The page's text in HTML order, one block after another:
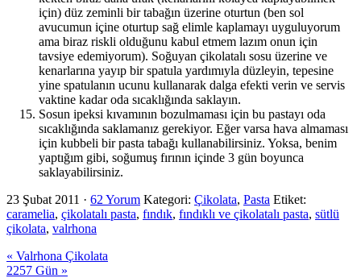
için) düz zeminli bir tabağın üzerine oturtun (ben sol
avucumun içine oturtup sağ elimle kaplamayı uyguluyorum
ama biraz riskli olduğunu kabul etmem lazım onun için
tavsiye edemiyorum). Soğuyan çikolatalı sosu üzerine ve
kenarlarına yayıp bir spatula yardımıyla düzleyin, tepesine
yine spatulanın ucunu kullanarak dalga efekti verin ve servis
vaktine kadar oda sıcaklığında saklayın.
Sosun ipeksi kıvamının bozulmaması için bu pastayı oda
sıcaklığında saklamanız gerekiyor. Eğer varsa hava almaması
için kubbeli bir pasta tabağı kullanabilirsiniz. Yoksa, benim
yaptığım gibi, soğumuş fırının içinde 3 gün boyunca
saklayabilirsiniz.
23 Şubat 2011 · 62 Yorum Kategori: Çikolata, Pasta Etiket:
caramelia, çikolatalı pasta, fındık, fındıklı ve çikolatalı pasta, sütlü
çikolata, valrhona
Previous
Post:
« Valrhona Çikolata
Next
2257 Gün »